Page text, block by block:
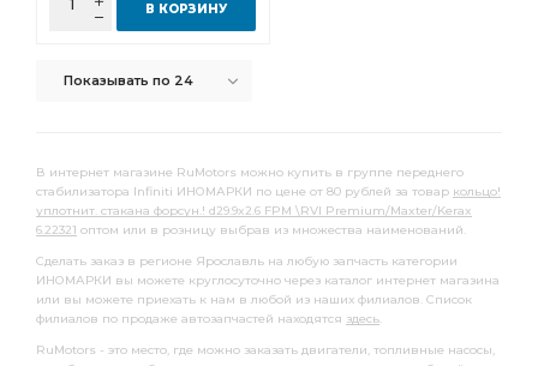
топливный сепаратор Меритор о.н.
тормозных колодок ПГУ сцепления
Радиатор охлаждения Подшипник выжимной
тормозной задний шатунные к-т Гайка ступицы
Толкатель клапана Стойка стабилизатора
Рычаг тормозной
В КОРЗИНУ
Показывать по 24
В интернет магазине RuMotors можно купить в группе переднего
стабилизатора Infiniti ИНОМАРКИ по цене от 80 рублей за товар кольцо!
уплотнит. стакана форсун.! d29.9x2.6 FPM \RVI Premium/Maxter/Kerax
6.22321 оптом или в розницу выбрав из множества наименований.
Сделать заказ в регионе Ярославль на любую запчасть категории
ИНОМАРКИ вы можете круглосуточно через каталог интернет магазина
или вы можете приехать к нам в любой из наших филиалов. Список
филиалов по продаже автозапчастей находятся здесь.
RuMotors - это место, где можно заказать двигатели, топливные насосы,